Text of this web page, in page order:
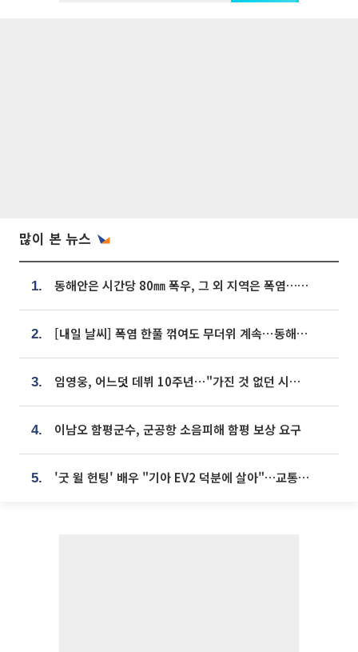
많이 본 뉴스
1. 동해안은 시간당 80㎜ 폭우, 그 외 지역은 폭염…‘극과 극 날씨’
2. [내일 날씨] 폭염 한풀 꺾여도 무더위 계속⋯동해안 이틀 연속 비
3. 임영웅, 어느덧 데뷔 10주년⋯"가진 것 없던 시절, 내 앞엔 20명의 팬뿐"
4. 이남오 함평군수, 군공항 소음피해 함평 보상 요구
5. '굿 윌 헌팅' 배우 "기아 EV2 덕분에 살아"…교통사고 후 안전성 극찬